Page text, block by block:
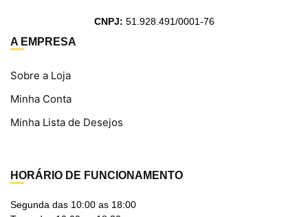
CNPJ: 51.928.491/0001-76
A EMPRESA
Sobre a Loja
Minha Conta
Minha Lista de Desejos
HORÁRIO DE FUNCIONAMENTO
Segunda das 10:00 as 18:00